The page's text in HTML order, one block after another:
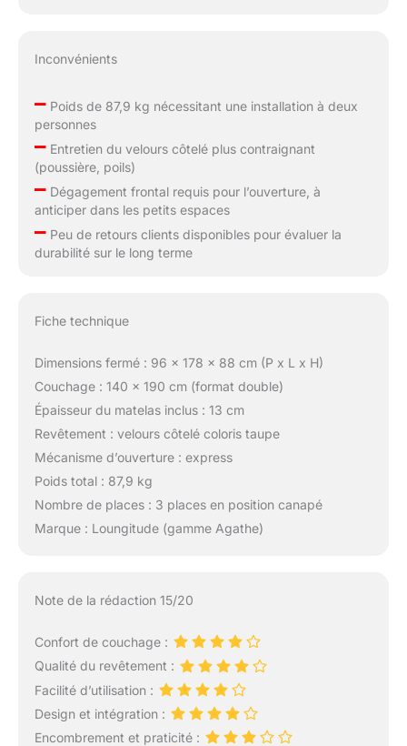
Inconvénients
–Poids de 87,9 kg nécessitant une installation à deux
personnes
–Entretien du velours côtelé plus contraignant
(poussière, poils)
–Dégagement frontal requis pour l’ouverture, à
anticiper dans les petits espaces
–Peu de retours clients disponibles pour évaluer la
durabilité sur le long terme
Fiche technique
Dimensions fermé : 96 x 178 x 88 cm (P x L x H)
Couchage : 140 x 190 cm (format double)
Épaisseur du matelas inclus : 13 cm
Revêtement : velours côtelé coloris taupe
Mécanisme d’ouverture : express
Poids total : 87,9 kg
Nombre de places : 3 places en position canapé
Marque : Loungitude (gamme Agathe)
Note de la rédaction 15/20
Confort de couchage :
Qualité du revêtement :
Facilité d’utilisation :
Design et intégration :
Encombrement et praticité :